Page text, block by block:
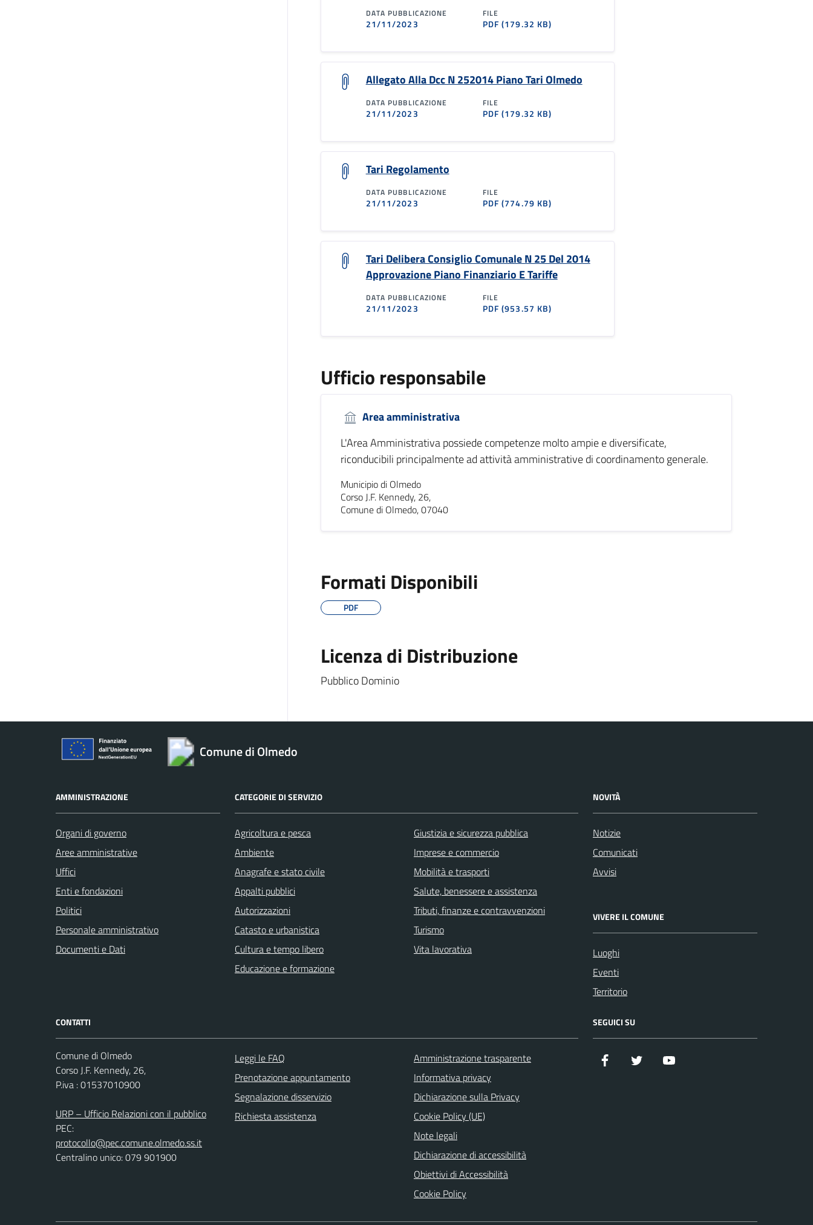
DATA PUBBLICAZIONE
21/11/2023
FILE
PDF(179.32 KB)
Allegato Alla Dcc N 252014 Piano Tari Olmedo
DATA PUBBLICAZIONE
21/11/2023
FILE
PDF(179.32 KB)
Tari Regolamento
DATA PUBBLICAZIONE
21/11/2023
FILE
PDF(774.79 KB)
Tari Delibera Consiglio Comunale N 25 Del 2014
Approvazione Piano Finanziario E Tariffe
DATA PUBBLICAZIONE
21/11/2023
FILE
PDF(953.57 KB)
Ufficio responsabile
Area amministrativa
L'Area Amministrativa possiede competenze molto ampie e diversificate,
riconducibili principalmente ad attività amministrative di coordinamento generale.
Municipio di Olmedo
Corso J.F. Kennedy, 26,
Comune di Olmedo, 07040
Formati Disponibili
PDF
Licenza di Distribuzione
Pubblico Dominio
Comune di Olmedo
AMMINISTRAZIONE
Organi di governo
Aree amministrative
Uffici
Enti e fondazioni
Politici
Personale amministrativo
Documenti e Dati
CATEGORIE DI SERVIZIO
Agricoltura e pesca
Ambiente
Anagrafe e stato civile
Appalti pubblici
Autorizzazioni
Catasto e urbanistica
Cultura e tempo libero
Educazione e formazione
Giustizia e sicurezza pubblica
Imprese e commercio
Mobilità e trasporti
Salute, benessere e assistenza
Tributi, finanze e contravvenzioni
Turismo
Vita lavorativa
NOVITÀ
Notizie
Comunicati
Avvisi
VIVERE IL COMUNE
Luoghi
Eventi
Territorio
CONTATTI
Comune di Olmedo
Corso J.F. Kennedy, 26,
P.iva : 01537010900
URP – Ufficio Relazioni con il pubblico
PEC:
protocollo@pec.comune.olmedo.ss.it
Centralino unico: 079 901900
Leggi le FAQ
Prenotazione appuntamento
Segnalazione disservizio
Richiesta assistenza
Amministrazione trasparente
Informativa privacy
Dichiarazione sulla Privacy
Cookie Policy (UE)
Note legali
Dichiarazione di accessibilità
Obiettivi di Accessibilità
Cookie Policy
SEGUICI SU
Facebook Twitter